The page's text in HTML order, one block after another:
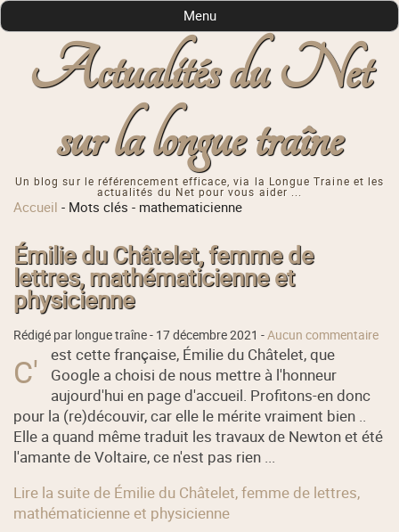
Actualités du Net
sur la longue traîne
Un blog sur le référencement efficace, via la Longue Traine et les
actualités du Net pour vous aider ...
Menu
Accueil - Mots clés - mathematicienne
Émilie du Châtelet, femme de
lettres, mathématicienne et
physicienne
Rédigé par longue traîne - 17 décembre 2021 -Aucun commentaire
C'
est cette française, Émilie du Châtelet, que
Google a choisi de nous mettre à l'honneur
aujourd'hui en page d'accueil. Profitons-en donc
pour la (re)découvir, car elle le mérite vraiment bien ..
Elle a quand même traduit les travaux de Newton et été
l'amante de Voltaire, ce n'est pas rien ...
Lire la suite de Émilie du Châtelet, femme de lettres,
mathématicienne et physicienne